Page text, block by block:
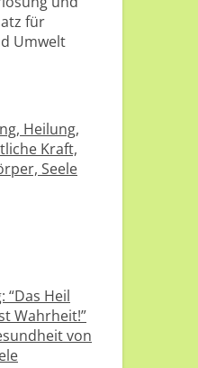
für
Umwelt
“Das Heil
Wahrheit!”
von